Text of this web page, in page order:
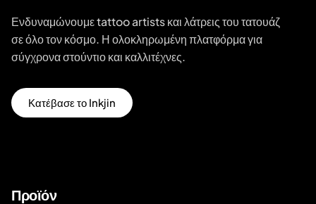
Ενδυναμώνουμε tattoo artists και λάτρεις του τατουάζ
σε όλο τον κόσμο. Η ολοκληρωμένη πλατφόρμα για
σύγχρονα στούντιο και καλλιτέχνες.
Κατέβασε το Inkjin
Προϊόν